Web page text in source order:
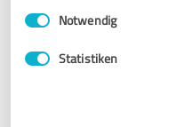
Impressum
Einwilligungsauswahl
Notwendig
Statistiken
Katharina Kleiner